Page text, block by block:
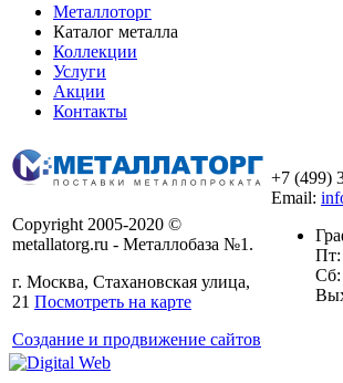
Металлоторг
Каталог металла
Коллекции
Услуги
Акции
Контакты
Copyright 2005-2020 ©
metallatorg.ru - Металлобаза №1.
г. Москва, Стахановская улица,
21 Посмотреть на карте
Создание и продвижение сайтов
+7 (499)
Email:
Пт:
Сб: